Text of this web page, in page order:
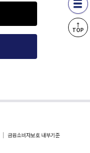
금융소비자보호 내부기준
↑
TOP